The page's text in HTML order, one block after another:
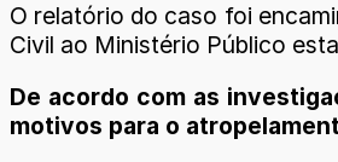
O relatório do caso foi
Civil ao Ministério Público
De acordo com as
motivos para o